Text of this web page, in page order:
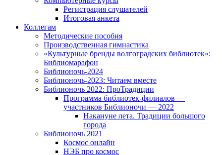
Регистрация слушателей
Итоговая анкета
Коллегам
Методические пособия
Производственная гимнастика
«Культурные бренды волгоградских библиотек»:
Библиомарафон
Библионочь-2024
Библионочь-2023: Читаем вместе
Библионочь 2022: ПроТрадиции
Программа библиотек-филиалов —
участников Библионочи — 2022
Накануне лета. Традиции большого
города
Библионочь 2021
Космос онлайн
НЭБ про космос